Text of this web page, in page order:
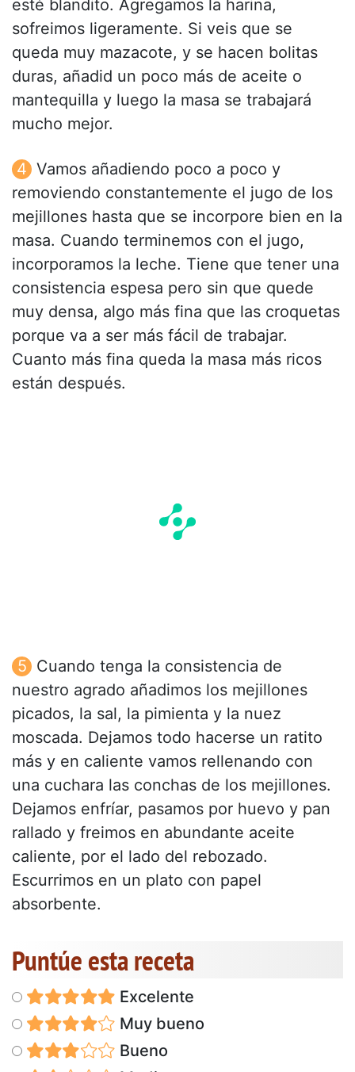
esté blandito. Agregamos la harina,
sofreimos ligeramente. Si veis que se
queda muy mazacote, y se hacen bolitas
duras, añadid un poco más de aceite o
mantequilla y luego la masa se trabajará
mucho mejor.
Vamos añadiendo poco a poco y
removiendo constantemente el jugo de los
mejillones hasta que se incorpore bien en la
masa. Cuando terminemos con el jugo,
incorporamos la leche. Tiene que tener una
consistencia espesa pero sin que quede
muy densa, algo más fina que las croquetas
porque va a ser más fácil de trabajar.
Cuanto más fina queda la masa más ricos
están después.
Cuando tenga la consistencia de
nuestro agrado añadimos los mejillones
picados, la sal, la pimienta y la nuez
moscada. Dejamos todo hacerse un ratito
más y en caliente vamos rellenando con
una cuchara las conchas de los mejillones.
Dejamos enfríar, pasamos por huevo y pan
rallado y freimos en abundante aceite
caliente, por el lado del rebozado.
Escurrimos en un plato con papel
absorbente.
Puntúe esta receta
Excelente
Muy bueno
Bueno